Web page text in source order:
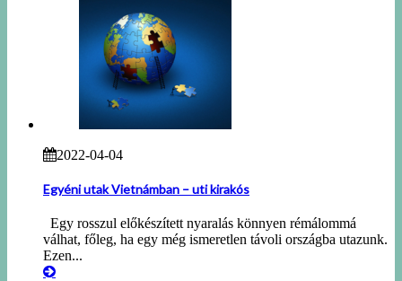
2022-04-04
Egyéni utak Vietnámban – uti kirakós
Egy rosszul előkészített nyaralás könnyen rémálommá
válhat, főleg, ha egy még ismeretlen távoli országba utazunk.
Ezen...